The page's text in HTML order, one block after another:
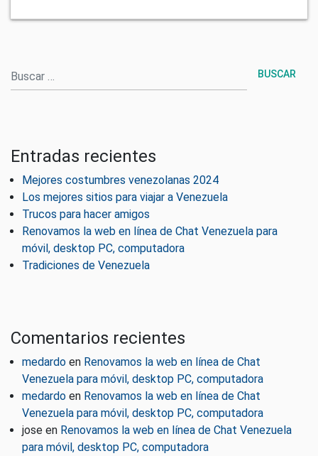
Entradas recientes
Mejores costumbres venezolanas 2024
Los mejores sitios para viajar a Venezuela
Trucos para hacer amigos
Renovamos la web en línea de Chat Venezuela para
móvil, desktop PC, computadora
Tradiciones de Venezuela
Comentarios recientes
medardo en Renovamos la web en línea de Chat
Venezuela para móvil, desktop PC, computadora
medardo en Renovamos la web en línea de Chat
Venezuela para móvil, desktop PC, computadora
jose en Renovamos la web en línea de Chat Venezuela
para móvil, desktop PC, computadora